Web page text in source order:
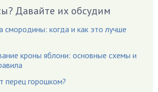
Давайте их обсудим
смородины: когда и как это лучше
кроны яблони: основные схемы и
перец горошком?